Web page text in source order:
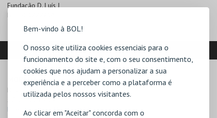
Bem-vindo à BOL!
O nosso site utiliza cookies essenciais para o
funcionamento do site e, com o seu consentimento,
cookies que nos ajudam a personalizar a sua
experiência e a perceber como a plataforma é
utilizada pelos nossos visitantes.
Ao clicar em "Aceitar" concorda com o
Fundação D. Luís I
NIF:
LOCALIZAÇÃO
MORADA
Rua Júlio Pereira de Mello
2750-407 Cascais
Direcções para Museu do Mar Rei D.Carlos